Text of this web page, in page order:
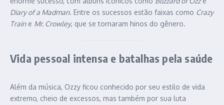
Diary of a Madman. Entre os sucessos estão faixas como Crazy
Traine Mr. Crowley, que se tornaram hinos do gênero.
Vida pessoal intensa e batalhas pela saúde
Além da música, Ozzy ficou conhecido por seu estilo de vida
extremo, cheio de excessos, mas também por sua luta